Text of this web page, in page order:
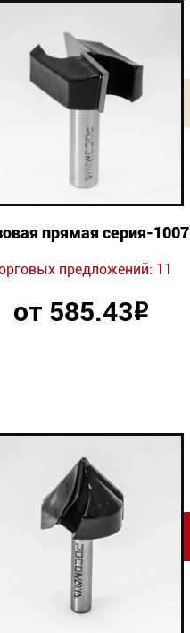
прямая серия-1007
предложений: 11
от 585.43Р